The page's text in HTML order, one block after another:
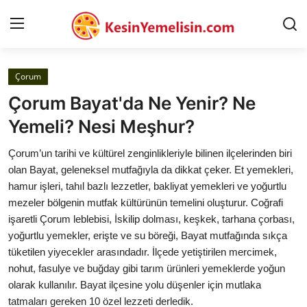
AnaSayfa
Gizlilik Sözleşmesi
Rüya Tabirleri
Diyet & Sağlıklı Beslenme
İletişim
Şehirler
Helal Gıda & Dini Hükümler
Gıda Güvenliği & Bilimi
Çorum
Çorum Bayat'da Ne Yenir? Ne
Yemeli? Nesi Meşhur?
Çorum’un tarihi ve kültürel zenginlikleriyle bilinen ilçelerinden biri
olan Bayat, geleneksel mutfağıyla da dikkat çeker. Et yemekleri,
hamur işleri, tahıl bazlı lezzetler, bakliyat yemekleri ve yoğurtlu
mezeler bölgenin mutfak kültürünün temelini oluşturur. Coğrafi
işaretli Çorum leblebisi, İskilip dolması, keşkek, tarhana çorbası,
yoğurtlu yemekler, erişte ve su böreği, Bayat mutfağında sıkça
tüketilen yiyecekler arasındadır. İlçede yetiştirilen mercimek,
nohut, fasulye ve buğday gibi tarım ürünleri yemeklerde yoğun
olarak kullanılır. Bayat ilçesine yolu düşenler için mutlaka
tatmaları gereken 10 özel lezzeti derledik.